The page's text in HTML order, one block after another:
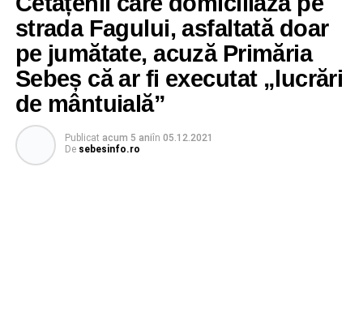
strada Fagului, asfaltată doar
pe jumătate, acuză Primăria
Sebeș că ar fi executat „lucrări
de mântuială”
Publicat acum 5 aniîn 05.12.2021
De sebesinfo.ro